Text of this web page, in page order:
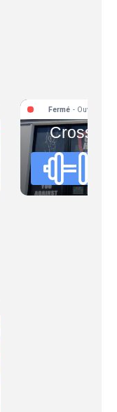
Crossfit
Fermé - Ouvre